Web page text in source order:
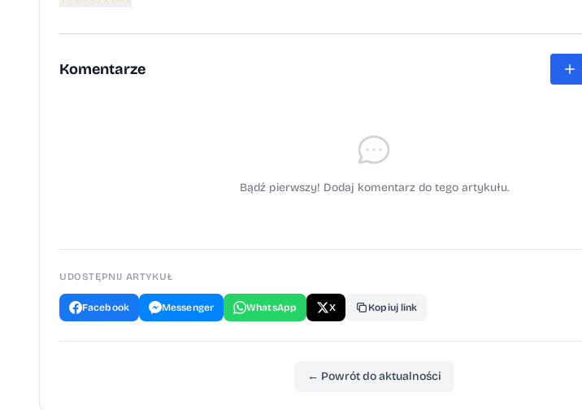
Komentarze
Bądź pierwszy! Dodaj komentarz do tego artykułu.
UDOSTĘPNIJ ARTYKUŁ
Facebook Messenger WhatsApp X Kopiuj link
← Powrót do aktualności